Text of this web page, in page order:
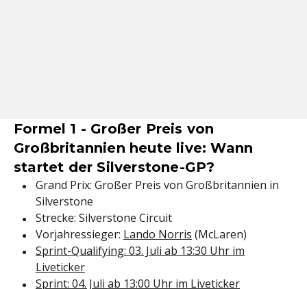
Formel 1 - Großer Preis von
Großbritannien heute live: Wann
startet der Silverstone-GP?
Grand Prix: Großer Preis von Großbritannien in
Silverstone
Strecke: Silverstone Circuit
Vorjahressieger: Lando Norris (McLaren)
Sprint-Qualifying: 03. Juli ab 13:30 Uhr im
Liveticker
Sprint: 04. Juli ab 13:00 Uhr im Liveticker